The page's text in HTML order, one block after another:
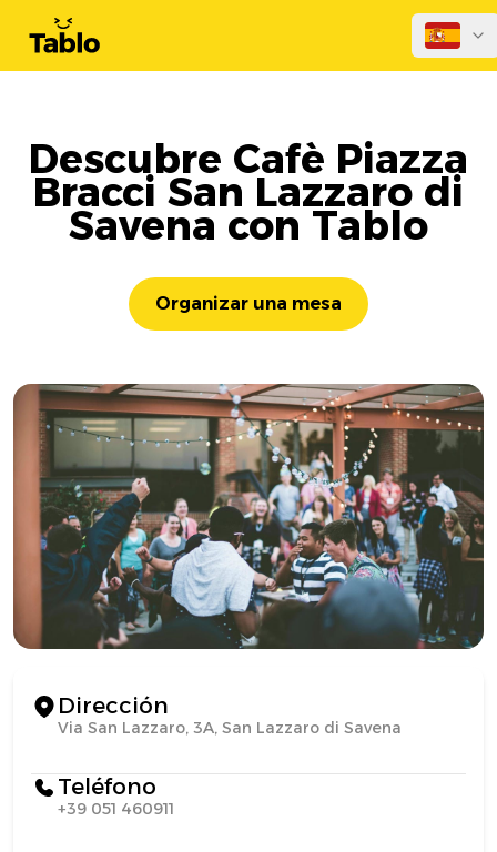
Descubre Cafè Piazza
Bracci San Lazzaro di
Savena con Tablo
Organizar una mesa
Dirección
Via San Lazzaro, 3A, San Lazzaro di Savena
Teléfono
+39 051 460911